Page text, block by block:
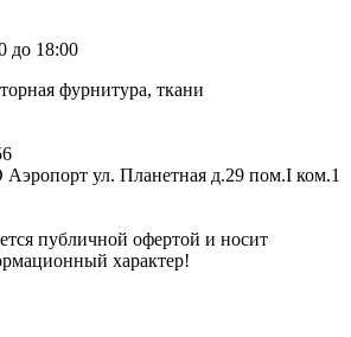
до 18:00
фурнитура, ткани
ул. Планетная д.29 пом.I ком.1
публичной офертой и носит
характер!